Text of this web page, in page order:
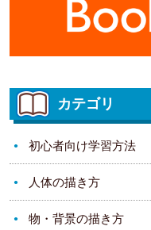
カテゴリ
初心者向け学習方法
人体の描き方
物・背景の描き方